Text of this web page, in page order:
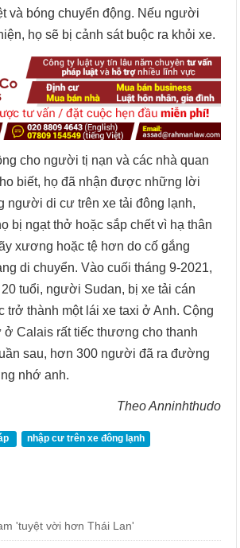
và bóng chuyển động. Nếu người
họ sẽ bị cảnh sát buộc ra khỏi xe.
cho người tị nạn và các nhà quan
biết, họ đã nhận được những lời
người di cư trên xe tải đông lạnh,
bị ngạt thở hoặc sắp chết vì hạ thân
xương hoặc tệ hơn do cố gắng
di chuyển. Vào cuối tháng 9-2021,
tuổi, người Sudan, bị xe tải cán
trở thành một lái xe taxi ở Anh. Cộng
Calais rất tiếc thương cho thanh
sau, hơn 300 người đã ra đường
nhớ anh.
Theo Anninhthudo
nhập cư trên xe đông lạnh
'tuyệt vời hơn Thái Lan'